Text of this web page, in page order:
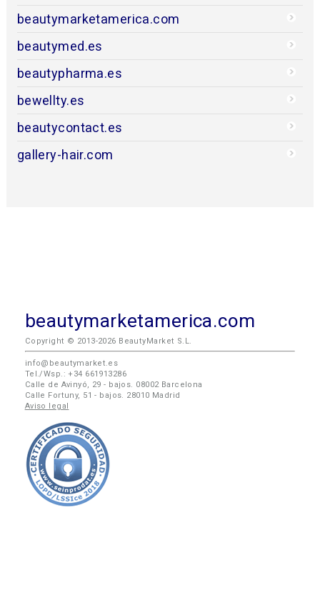
beautymarketamerica.com
beautymed.es
beautypharma.es
bewellty.es
beautycontact.es
gallery-hair.com
beautymarketamerica.com
Copyright © 2013-2026 BeautyMarket S.L.
info@beautymarket.es
Tel./Wsp.: +34 661913286
Calle de Avinyó, 29 - bajos. 08002 Barcelona
Calle Fortuny, 51 - bajos. 28010 Madrid
Aviso legal